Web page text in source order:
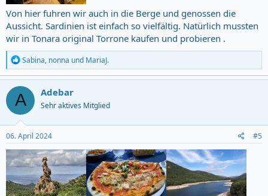
Von hier fuhren wir auch in die Berge und genossen die
Aussicht. Sardinien ist einfach so vielfältig. Natürlich mussten
wir in Tonara original Torrone kaufen und probieren .
R
e
a
c
t
o
n
s
:
Sabina, nonna und MariaJ.
A Adebar
Sehr aktives Mitglied
06. April 2024 #5